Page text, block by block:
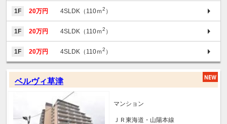
1F 20万円 4SLDK（110ｍ2 ）
1F 20万円 4SLDK（110ｍ2 ）
1F 20万円 4SLDK（110ｍ2 ）
ベルヴィ草津
マンション
ＪＲ東海道・山陽本線